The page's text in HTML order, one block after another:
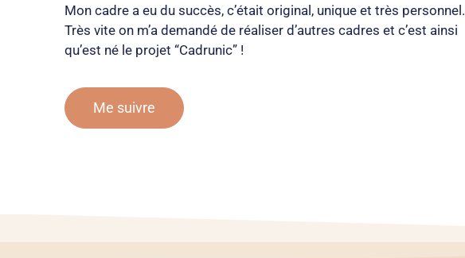
Mon cadre a eu du succès, c’était original, unique et très personnel.
Très vite on m’a demandé de réaliser d’autres cadres et c’est ainsi
qu’est né le projet “Cadrunic” !
Me suivre